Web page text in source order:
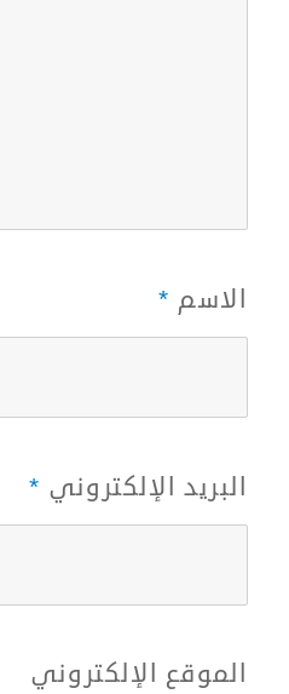
الاسم *
البريد الإلكتروني *
الموقع الإلكتروني